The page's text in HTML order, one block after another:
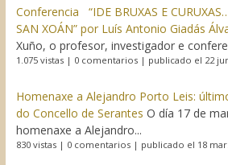
Conferencia “IDE BRUXAS E
SAN XOÁN” por Luís Antonio Giadás
Xuño, o profesor, investigador e
1.075 vistas| 0 comentarios| publicado el 22
Homenaxe a Alejandro Porto Leis:
do Concello de Serantes O día 17 de
homenaxe a Alejandro...
830 vistas| 0 comentarios| publicado el 18